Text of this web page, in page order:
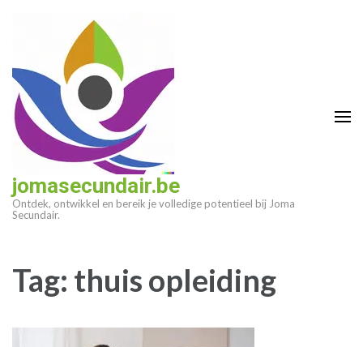
(druk
enter)
jomasecundair.be
Ontdek, ontwikkel en bereik je volledige potentieel bij Joma
Secundair.
Tag: thuis opleiding